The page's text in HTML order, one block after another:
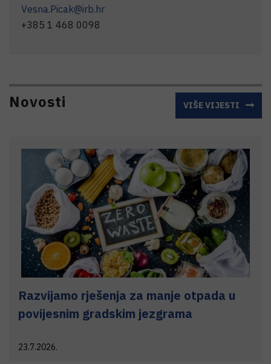
Vesna.Picak@irb.hr
+385 1 468 0098
Novosti VIŠE VIJESTI
Razvijamo rješenja za manje otpada u
povijesnim gradskim jezgrama
23.7.2026.